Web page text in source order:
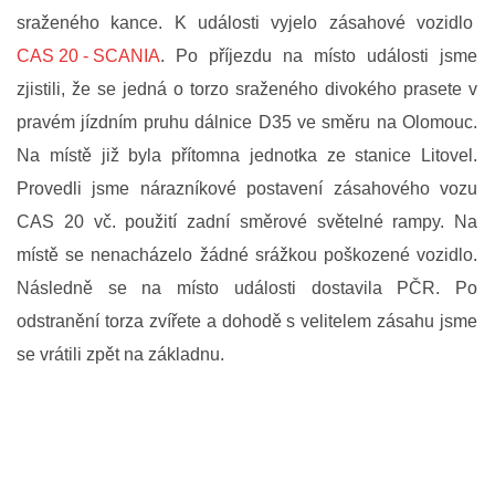
HISTORIE
E-KRONIKA
PARTNEŘI
KONTAKTY
ODKAZY SDH
KE STAŽENÍ
sraženého kance. K události vyjelo zásahové vozidlo
CAS 20 - SCANIA. Po příjezdu na místo události jsme
zjistili, že se jedná o torzo sraženého divokého prasete v
pravém jízdním pruhu dálnice D35 ve směru na Olomouc.
Na místě již byla přítomna jednotka ze stanice Litovel.
Provedli jsme nárazníkové postavení zásahového vozu
CAS 20 vč. použití zadní směrové světelné rampy. Na
místě se nenacházelo žádné srážkou poškozené vozidlo.
Následně se na místo události dostavila PČR. Po
odstranění torza zvířete a dohodě s velitelem zásahu jsme
se vrátili zpět na základnu.